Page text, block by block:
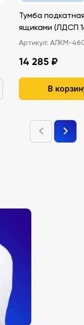
Тумба
ящиками
Артикул: АЛКМ-
14 285 ₽
В